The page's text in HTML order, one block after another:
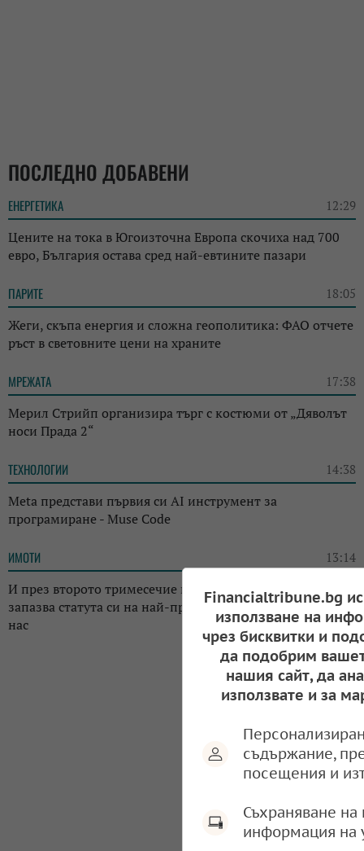
ПОСЛЕДНО ДОБАВЕНИ
ЕНЕРГЕТИКА 12:29
Цените на тока в Югоизточна Европа скочиха над 700
евро, България остава сред най-евтините пазари
ПАРИТЕ 18:05
Жеги, скъпа енергия и сложна геополитика: ФАО отчете
ръст в световните цени на храните
МРЕЖАТА 17:38
Мерил Стрийп организира търг с костюми от „Дяволът
носи Прада 2“
ТЕХНОЛОГИИ 14:38
Meta представи първия си AI инструмент за
програмиране - Muse Code
ИМОТИ 13:14
И през второто тримесечие на годината: Къщата
запазва статута си на най-предпочитаното жилище у
нас
Financialtribune.bg
използване на
чрез бисквитки и
да подобрим
нашия сайт, да
използвате и за
съдържание,
посещения и
Съхраняване
информация на